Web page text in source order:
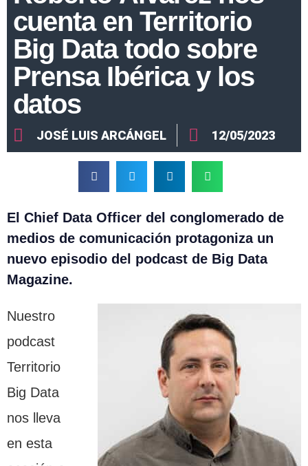
cuenta en Territorio
Big Data todo sobre
Prensa Ibérica y los
datos
JOSÉ LUIS ARCÁNGEL 12/05/2023
El Chief Data Officer del conglomerado de
medios de comunicación protagoniza un
nuevo episodio del podcast de Big Data
Magazine.
Nuestro
podcast
Territorio
Big Data
nos lleva
en esta